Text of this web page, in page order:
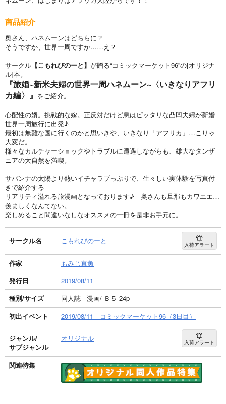
商品紹介
奥さん、ハネムーンはどちらに？
そうですか、世界一周ですか……え？
サークル 【こもれびのーと】 が贈る“コミックマーケット96”の[オリジナ
ル]本。
『旅婚~新米夫婦の世界一周ハネムーン~〈いきなりアフリ
カ編〉』 をご紹介。
心配性の婿。挑戦的な嫁。正反対だけど息はピッタリな凸凹夫婦が新婚
世界一周旅行に出発♪
最初は無難な国に行くのかと思いきや、いきなり「アフリカ」…こりゃ
大変だ。
様々なカルチャーショックやトラブルに遭遇しながらも、雄大なタンザ
ニアの大自然を満喫。
サバンナの太陽より熱いイチャラブっぷりで、生々しい実体験を写真付
きで紹介する
リアリティ溢れる旅漫画となっております♪ 奥さんも旦那もカワエエ…
羨ましくなんてない。
楽しめること間違いなしなオススメの一冊を是非お手元に。
サークル名 こもれびのーと 入荷アラート
作家
もみじ真魚
発行日
2019/08/11
種別/サイズ
同人誌 - 漫画/ Ｂ５ 24p
初出イベント
2019/08/11 コミックマーケット96（3日目）
ジャンル/
サブジャンル
オリジナル 入荷アラート
関連特集